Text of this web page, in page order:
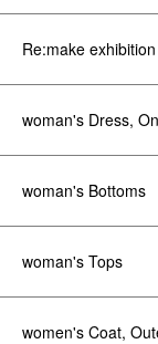
Re:make exhibition
woman's Dress,
woman's Bottoms
woman's Tops
women's Coat,